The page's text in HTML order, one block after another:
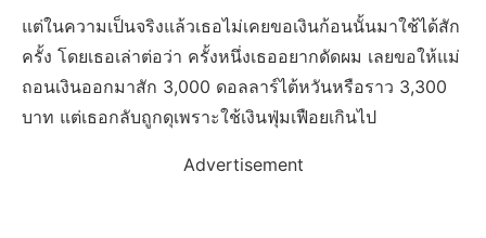
แต่ในความเป็นจริงแล้วเธอไม่เคยขอเงินก้อนนั้นมาใช้ได้สัก
ครั้ง โดยเธอเล่าต่อว่า ครั้งหนึ่งเธออยากดัดผม เลยขอให้แม่
ถอนเงินออกมาสัก 3,000 ดอลลาร์ไต้หวันหรือราว 3,300
บาท แต่เธอกลับถูกดุเพราะใช้เงินฟุ่มเฟือยเกินไป
Advertisement